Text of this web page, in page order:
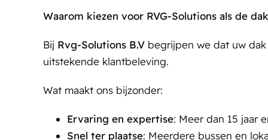
Waarom kiezen voor RVG-Solutions als de
Bij Rvg-Solutions B.Vbegrijpen we dat uw dak
uitstekende klantbeleving.
Wat maakt ons bijzonder:
Ervaring en expertise: Meer dan 15 jaar
Snel ter plaatse: Meerdere bussen en